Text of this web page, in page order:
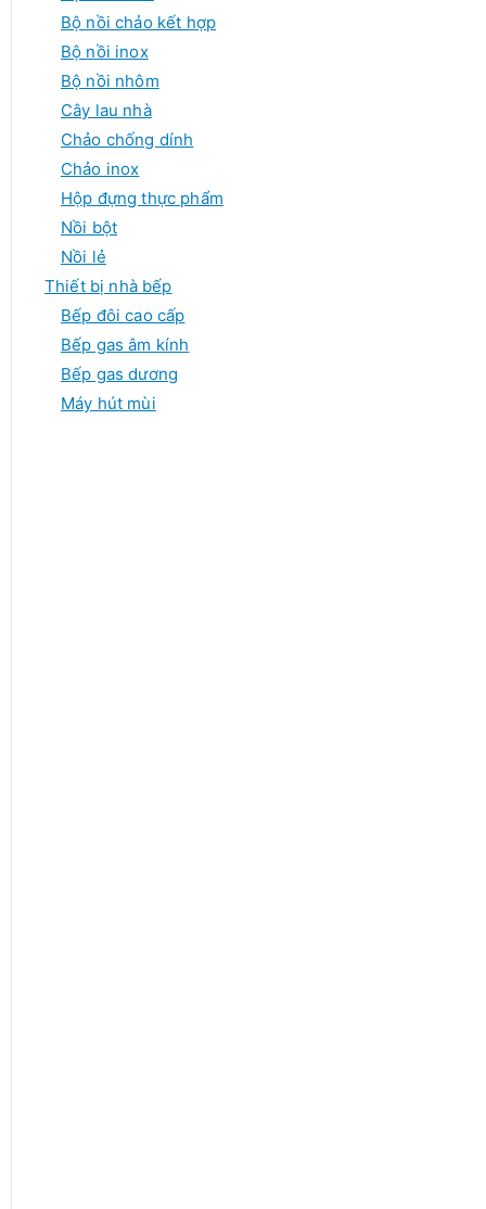
Bộ nồi chảo kết hợp
Bộ nồi inox
Bộ nồi nhôm
Cây lau nhà
Chảo chống dính
Chảo inox
Hộp đựng thực phẩm
Nồi bột
Nồi lẻ
Thiết bị nhà bếp
Bếp đôi cao cấp
Bếp gas âm kính
Bếp gas dương
Máy hút mùi